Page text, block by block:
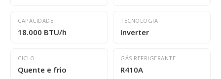
CAPACIDADE
18.000 BTU/h
TECNOLOGIA
Inverter
CICLO
Quente e frio
GÁS REFRIGERANTE
R410A